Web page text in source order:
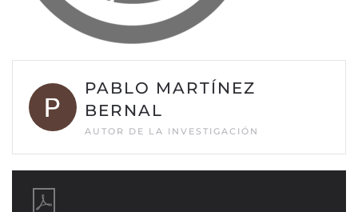
PABLO MARTÍNEZ
BERNAL
AUTOR DE LA INVESTIGACIÓN